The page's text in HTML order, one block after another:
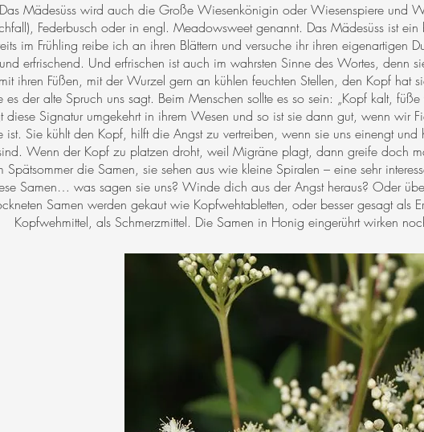
Das Mädesüss wird auch die Große Wiesenkönigin oder Wiesenspiere und
Federbusch oder in engl. Meadowsweet genannt. Das Mädesüss ist
im Frühling reibe ich an ihren Blättern und versuche ihr ihren eigenartigen
erfrischend. Und erfrischen ist auch im wahrsten Sinne des Wortes, denn
ihren Füßen, mit der Wurzel gern an kühlen feuchten Stellen, den Kopf hat
es der alte Spruch uns sagt. Beim Menschen sollte es so sein: „Kopf kalt,
diese Signatur umgekehrt in ihrem Wesen und so ist sie dann gut, wenn wir
ist. Sie kühlt den Kopf, hilft die Angst zu vertreiben, wenn sie uns einengt
Wenn der Kopf zu platzen droht, weil Migräne plagt, dann greife doch
Spätsommer die Samen, sie sehen aus wie kleine Spiralen – eine sehr
Samen… was sagen sie uns? Winde dich aus der Angst heraus? Oder
Samen werden gekaut wie Kopfwehtabletten, oder besser gesagt als
Kopfwehmittel, als Schmerzmittel. Die Samen in Honig eingerührt wirken